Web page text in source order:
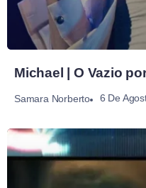
Michael | O Vazio
Samara Norberto 6 De